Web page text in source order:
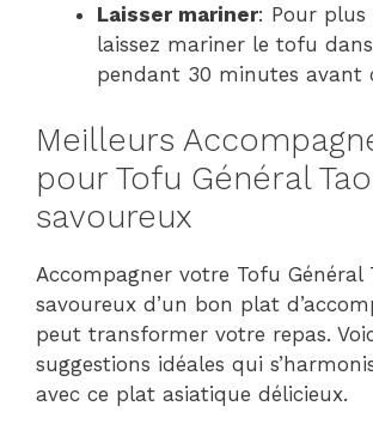
Laisser mariner: Pour plus
laissez mariner le tofu
pendant 30 minutes avant
Meilleurs
pour Tofu Général Tao
savoureux
Accompagner votre Tofu Général
savoureux d’un bon plat
peut transformer votre repas.
suggestions idéales qui
avec ce plat asiatique délicieux.